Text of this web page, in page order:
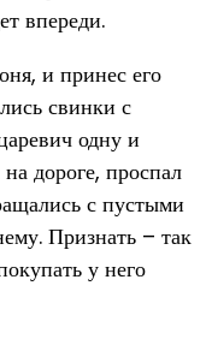
впереди.
и принес его
свинки с
одну и
дороге, проспал
с пустыми
Признать – так
у него